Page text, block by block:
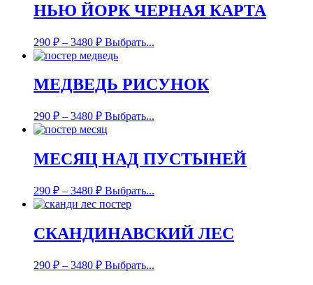
НЬЮ ЙОРК ЧЕРНАЯ КАРТА
290 ₽ – 3480 ₽ Выбрать...
МЕДВЕДЬ РИСУНОК
290 ₽ – 3480 ₽ Выбрать...
МЕСЯЦ НАД ПУСТЫНЕЙ
290 ₽ – 3480 ₽ Выбрать...
СКАНДИНАВСКИЙ ЛЕС
290 ₽ – 3480 ₽ Выбрать...